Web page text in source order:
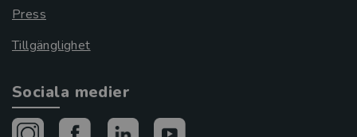
Press
Tillgänglighet
Sociala medier